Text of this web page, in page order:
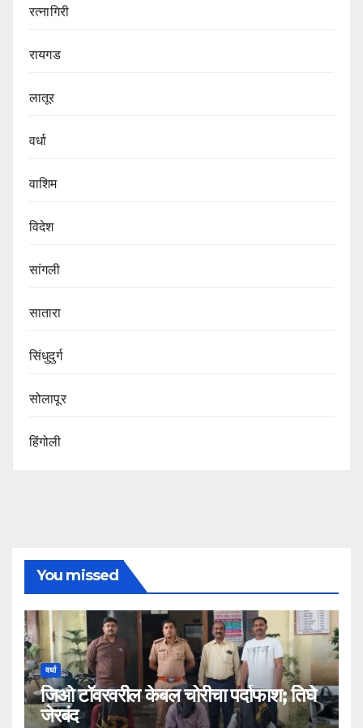
रत्नागिरी
रायगड
लातूर
वर्धा
वाशिम
विदेश
सांगली
सातारा
सिंधुदुर्ग
सोलापूर
हिंगोली
You missed
वर्धा
जिओ टॉवरवरील केबल चोरीचा पर्दाफाश; तिघे
जेरबंद